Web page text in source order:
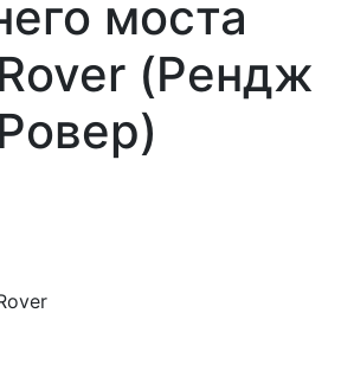
моста
(Рендж
Ровер)